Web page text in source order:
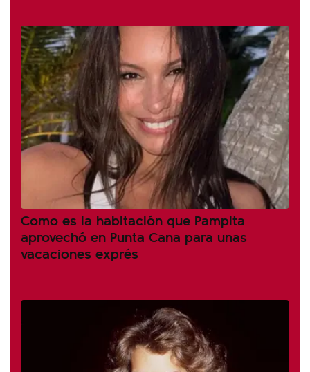
Como es la habitación que Pampita
aprovechó en Punta Cana para unas
vacaciones exprés